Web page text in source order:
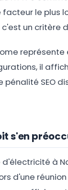
facteur le
un critère
il
pénalité SEO
s'en
à
d'une